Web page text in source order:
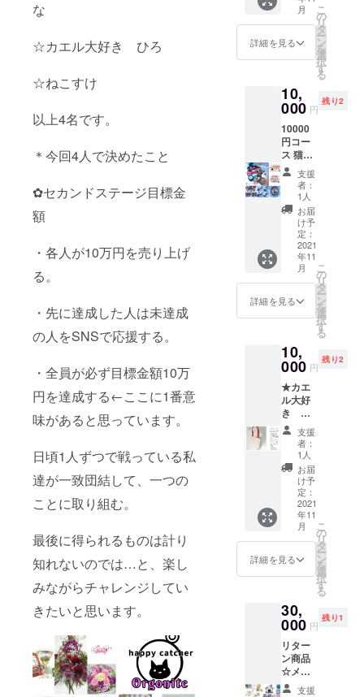
な
☆カエル大好き ひろ
☆ねこすけ
以上4名です。
＊今回4人で決めたこと
✿セカンドステージ目標金
額
・各人が10万円を売り上げ
る。
・先に達成した人は未達成
の人をSNSで応援する。
・全員が必ず目標金額10万
円を達成する←ここに1番意
味があると思っています。
日頃1人ずつで戦っている私
達が一致団結して、一つの
ことに取り組む。
最後に得られるものは計り
知れないのでは…と、楽し
みながらチャレンジしてい
きたいと思います。
致しま
す。
す。 ア
ある方
は、体
かぶれ
が出る
場合が
ありま
す。 天
然石の
玉の大
きさ8ミ
リ玉 ピ
アス
フッ
ク
14kgf
消費税
込み 配
料 郵便
局レ
パック
配送予
定日
11月よ
り順次
発送開
始
もパ
ワース
の エネ
ルギー
できま
す＼
(^▽^)
／！ ク
ラウド
ファン
ディン
グでの
新作で
す！ こ
の機会
にぜひ
•*¨*•.¸¸☆
☆kerok
erodrop
Creem
a 店700
券
(5000円
入でご
利用頂
けます)
有効期
間：商
品到着
後～
2022年
11月末
日まで
（ご利
用可能
回で
す） 消
料金:込
み 配送
方法:レ
ター
パック
プラス
（日本
郵便）
配送予
定日:11
月より
順次配
送開始
店様…
柱に掛
けて頂
ク調の
素敵な
出来上
がりま
す。
☆1000
円お値
引き券
(フラ
ワー雑
Arimin
で7000
円以上
購入で
ご利用
す) ☆お
オー
ダーメ
お好き
なお花
を入れ
てハー
バリウ
ムをお
作りし
ます ＊
詳細は
バース
デー
クーポ
覧下さ
い。 ☆
お誕生
日クー
ポン券
は商品
到着後
よりご
利用が
ピンの
セット
クリス
タルス
です。
ヘアピ
ンは、
水晶と
アメジ
ストの
天然石
を使用
してい
ます。
間にス
ワロフ
スキー
もつけ
ている
のでキ
ラキラ
円のお
値引き
Hanaha
na.Rin
ショッ
プで
7000円
以上購
入で
1000円
お値引
きしま
す。
バース
デー
クーポ
使った
ヘアゴ
送り致
しま
す。 ☆
バース
月
詳細を見る
こ
の
リ
タ
ー
ン
を
選
択
す
る
10,
000 円
残り2
10000
円コー
ス 猫助
工房ね
こすけ
リター
ン商品
☆50m
m半円
オルゴ
ナイト1
個(ラン
ダム)
happy
catcher
DX1個
(ランダ
ム)
happy
catcher
"浮世
(うき
よ)"1個
happy
catcher
"誉(ほ
まれ)"1
happy
catcher
"海月
(みづ
"桜花
(おう
☆1000
円割引
き券 (メ
ルカリ
支援
者：
1人
お届
け予
定：
2021
年11
月
詳細を見る
こ
の
リ
タ
ー
ン
を
選
択
す
る
10,
000 円
残り2
★カエ
ル大好
き ひ
ろ★ リ
ターン
商品 ☆
お礼状
☆ウー
ルバッ
ク あた
たかそ
うな尾
州ウー
ルを使
用した
柄の
バック
です。
内側は
可愛ら
しいピ
ンク
支援
者：
1人
お届
け予
定：
2021
年11
月
詳細を見る
こ
の
リ
タ
ー
ン
を
選
択
す
る
30,
000 円
残り1
リター
ン商品
☆メン
バー4人
支援